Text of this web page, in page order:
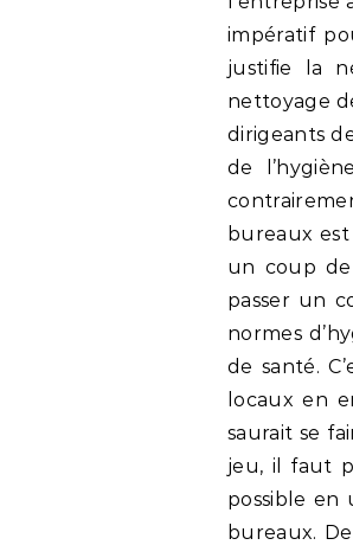
impératif
justifie la
nettoyage
dirigeants
de
bureaux
un coup
passer un
normes
de santé.
locaux en
saurait se
jeu, il faut
possible en
bureaux.